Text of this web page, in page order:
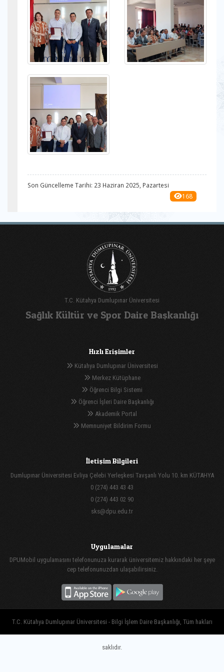
Son Güncelleme Tarihi: 23 Haziran 2025, Pazartesi
168
T.C. Kütahya Dumlupınar Üniversitesi
Sağlık Kültür ve Spor Daire Başkanlığı
Hızlı Erişimler
Kütahya Dumlupınar Üniversitesi
Merkez Kütüphane
Öğrenci Bilgi Sistemi
Öğrenci İşleri Daire Başkanlığı
Akademik Portal
Memnuniyet Bildirim Formu
İletişim Bilgileri
Dumlupınar Üniversitesi Evliya Çelebi Yerleşkesi Tavşanlı Yolu 10. km KÜTAHYA
0 (274) 443 43 43
0 (274) 443 02 90
sks@dpu.edu.tr
Uygulamalar
DPUMobil uygulamasını telefonunuza kurarak üniversitemiz hakkındaki her şeye
cep telefonunuzdan ulaşabilirsiniz.
T.C. Kütahya Dumlupınar Üniversitesi - Bilgi İşlem Daire Başkanlığı, Tüm hakları
saklıdır.